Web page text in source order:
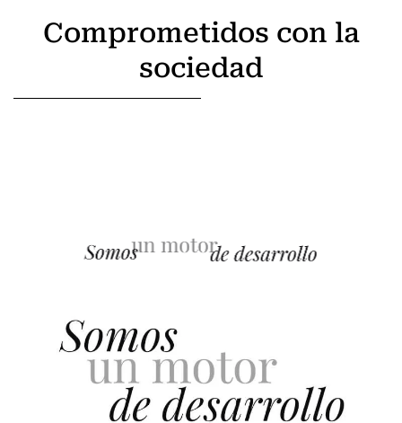
Comprometidos con la
sociedad